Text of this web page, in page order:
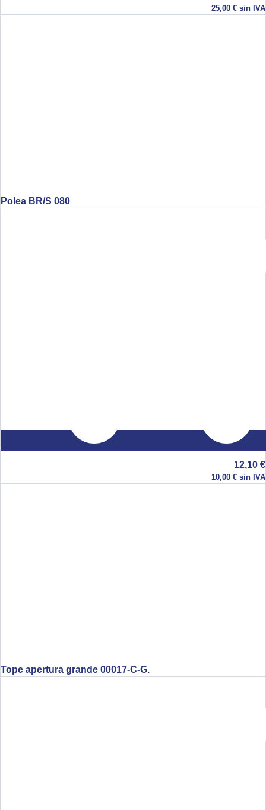
25,00 € sin IVA
Polea BR/S 080
12,10 €
10,00 € sin IVA
Tope apertura grande 00017-C-G.